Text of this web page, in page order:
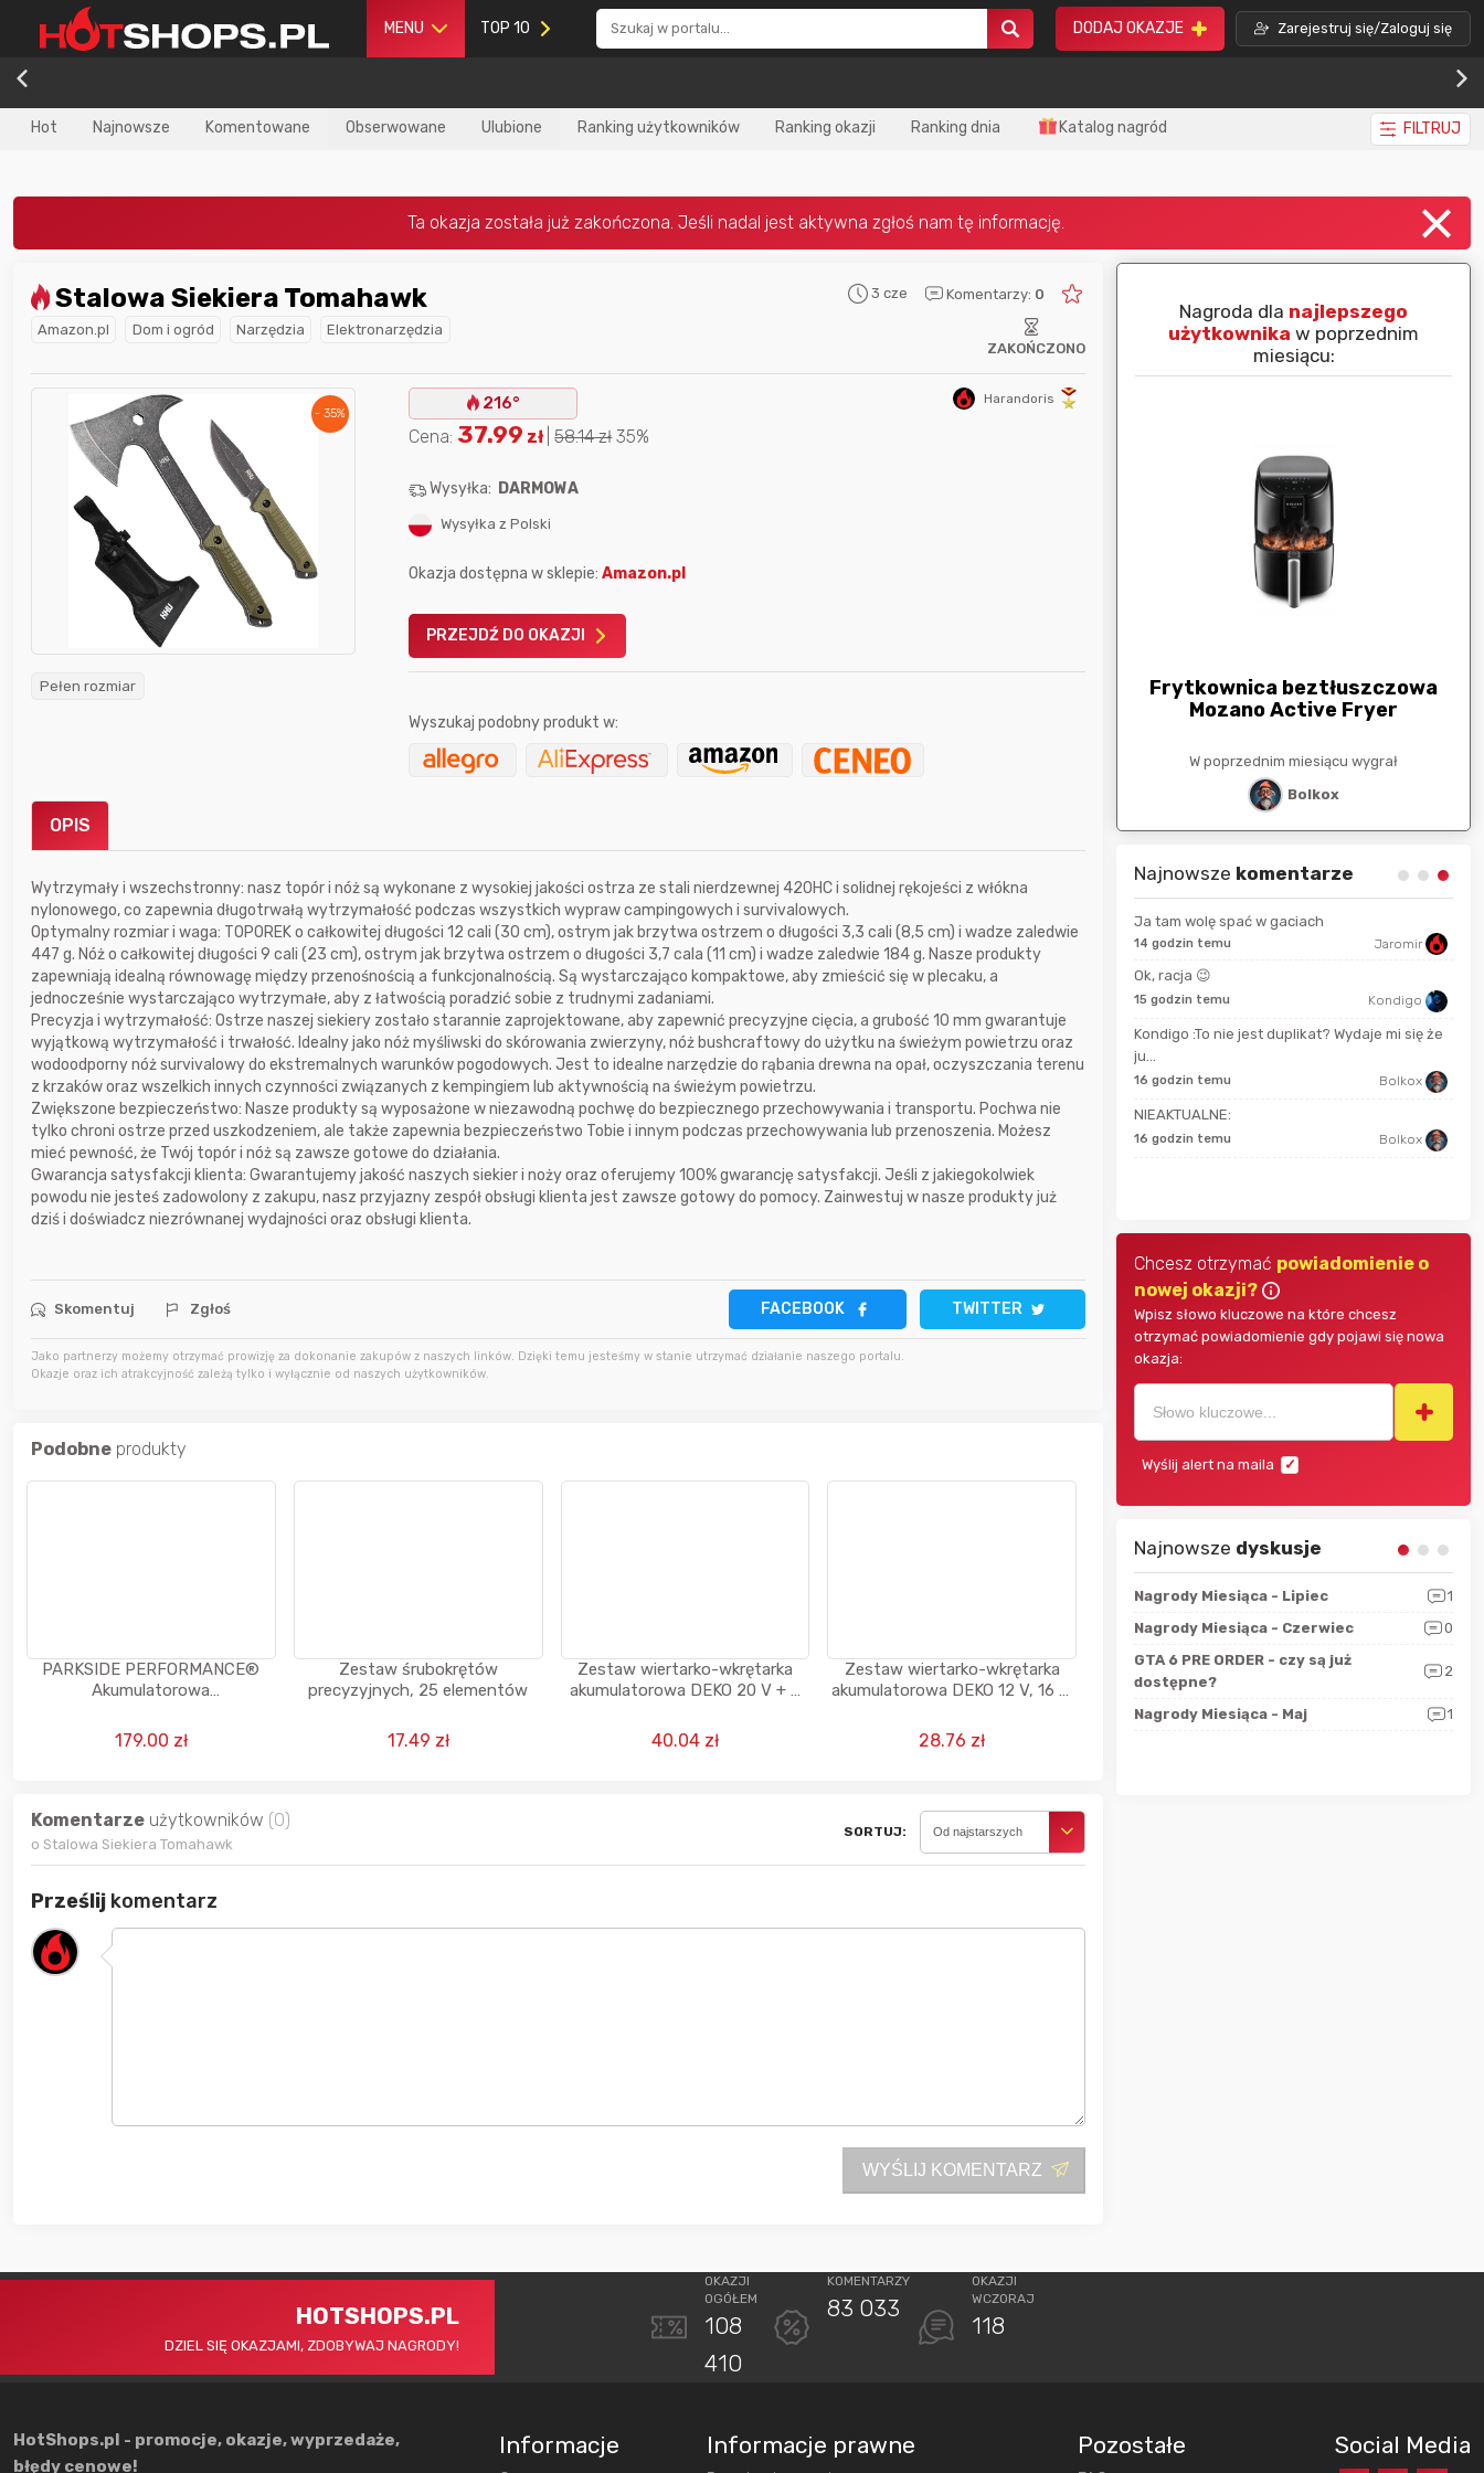
MENU TOP 10 DODAJ OKAZJE Zarejestruj się/Zaloguj się
Hot Najnowsze Komentowane Obserwowane Ulubione Ranking użytkowników Ranking okazji Ranking dnia Katalog nagród FILTRUJ
Stalowa Siekiera Tomahawk 3 cze Komentarzy: 0
Amazon.pl Dom i ogród Narzędzia
Elektronarzędzia
ZAKOŃCZONO
- 35%
Pełen rozmiar
216° Harandoris
Cena: 37.99 zł 58.14zł 35%
Wysyłka: DARMOWA
Wysyłka z Polski
Okazja dostępna w sklepie:Amazon.pl
PRZEJDŹ DO OKAZJI
Wyszukaj podobny produkt w:
OPIS
Wytrzymały i wszechstronny: nasz topór i nóż są wykonane z wysokiej jakości ostrza ze stali nierdzewnej 420HC i solidnej rękojeści z włókna
nylonowego, co zapewnia długotrwałą wytrzymałość podczas wszystkich wypraw campingowych i survivalowych.
Optymalny rozmiar i waga: TOPOREK o całkowitej długości 12 cali (30 cm), ostrym jak brzytwa ostrzem o długości 3,3 cali (8,5 cm) i wadze zaledwie
447 g. Nóż o całkowitej długości 9 cali (23 cm), ostrym jak brzytwa ostrzem o długości 3,7 cala (11 cm) i wadze zaledwie 184 g. Nasze produkty
zapewniają idealną równowagę między przenośnością a funkcjonalnością. Są wystarczająco kompaktowe, aby zmieścić się w plecaku, a
jednocześnie wystarczająco wytrzymałe, aby z łatwością poradzić sobie z trudnymi zadaniami.
Precyzja i wytrzymałość: Ostrze naszej siekiery zostało starannie zaprojektowane, aby zapewnić precyzyjne cięcia, a grubość 10 mm gwarantuje
wyjątkową wytrzymałość i trwałość. Idealny jako nóż myśliwski do skórowania zwierzyny, nóż bushcraftowy do użytku na świeżym powietrzu oraz
wodoodporny nóż survivalowy do ekstremalnych warunków pogodowych. Jest to idealne narzędzie do rąbania drewna na opał, oczyszczania terenu
z krzaków oraz wszelkich innych czynności związanych z kempingiem lub aktywnością na świeżym powietrzu.
Zwiększone bezpieczeństwo: Nasze produkty są wyposażone w niezawodną pochwę do bezpiecznego przechowywania i transportu. Pochwa nie
tylko chroni ostrze przed uszkodzeniem, ale także zapewnia bezpieczeństwo Tobie i innym podczas przechowywania lub przenoszenia. Możesz
mieć pewność, że Twój topór i nóż są zawsze gotowe do działania.
Gwarancja satysfakcji klienta: Gwarantujemy jakość naszych siekier i noży oraz oferujemy 100% gwarancję satysfakcji. Jeśli z jakiegokolwiek
powodu nie jesteś zadowolony z zakupu, nasz przyjazny zespół obsługi klienta jest zawsze gotowy do pomocy. Zainwestuj w nasze produkty już
dziś i doświadcz niezrównanej wydajności oraz obsługi klienta.
Skomentuj Zgłoś FACEBOOK TWITTER
Jako partnerzy możemy otrzymać prowizję za dokonanie zakupów z naszych linków. Dzięki temu jesteśmy w stanie utrzymać działanie naszego portalu.
Okazje oraz ich atrakcyjność zależą tylko i wyłącznie od naszych użytkowników.
Podobne produkty
PARKSIDE PERFORMANCE®
Akumulatorowa
12 E4 (z 2 akumulatorami i
179.00 zł
Zestaw śrubokrętów
precyzyjnych, 25 elementów
17.49 zł
Zestaw wiertarko-wkrętarka
akumulatorowa DEKO 20 V + 2
walizka
40.04 zł
Zestaw wiertarko-wkrętarka
akumulatorowa DEKO 12 V, 16 V,
28.76 zł
Komentarze użytkowników (0)
o Stalowa Siekiera Tomahawk
SORTUJ: Od najstarszych
Prześlij komentarz
WYŚLIJ KOMENTARZ
najlepszego
w poprzednim
Nagroda dlanajlepszego
użytkownikaw tym miesiącu:
Gofrownica GÖTZE & JENSEN
Karta podarunkowa
w poprzednim miesiącu:
Karta podarunkowa
Nagroda dla najlepszego
użytkownika w poprzednim
miesiącu:
Frytkownica beztłuszczowa
Mozano Active Fryer
W poprzednim miesiącu wygrał
Bolkox
Najnowsze komentarze
14 godzin temu Jaromir
15 godzin temu Kondigo
16 godzin temu Bolkox
16 godzin temu Bolkox
urbanskag
5 minut temu dimek196
9 godzin temu cierbiki
10 godzin temu
10 godzin temu Bolkox
12 godzin temu wojtek2677
13 godzin temu Fleurrebelle
Ja tam wolę spać w gaciach
14 godzin temu Jaromir
Ok, racja 😉
15 godzin temu Kondigo
Kondigo :To nie jest duplikat? Wydaje mi się że
ju...
16 godzin temu Bolkox
NIEAKTUALNE:
16 godzin temu Bolkox
Chcesz otrzymać powiadomienie o
nowej okazji?
Wpisz słowo kluczowe na które chcesz
otrzymać powiadomienie gdy pojawi się nowa
okazja:
Wyślij alert na maila
Najnowsze dyskusje
Katalog nagród
Nagrody Miesiąca - Lipiec
1
Nagrody Miesiąca - Czerwiec
0
GTA 6 PRE ORDER - czy są już
dostępne?
2
Nagrody Miesiąca - Maj 1
HOTSHOPS.PL
DZIEL SIĘ OKAZJAMI, ZDOBYWAJ NAGRODY!
OKAZJI
OGÓŁEM
108
410
KOMENTARZY
83 033
OKAZJI
WCZORAJ
118
HotShops.pl - promocje, okazje, wyprzedaże,
błędy cenowe!
Informacje Informacje prawne Pozostałe Social Media